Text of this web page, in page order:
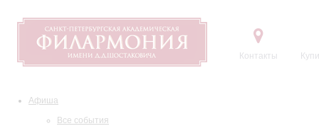
Контакты
Афиша
Все события